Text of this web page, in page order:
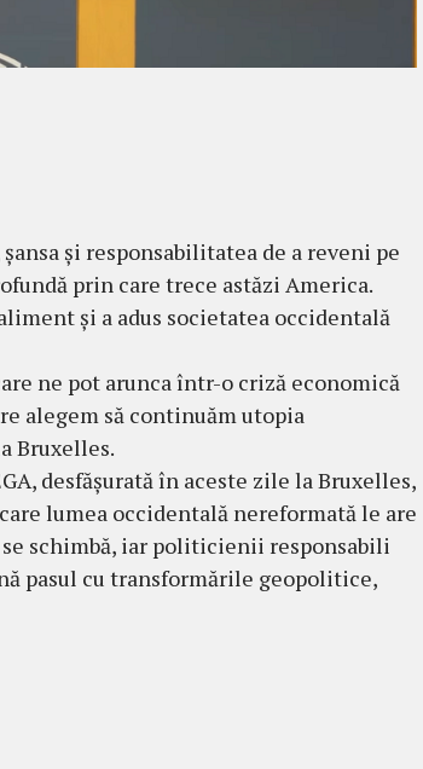
și responsabilitatea de a reveni pe
prin care trece astăzi America.
și a adus societatea occidentală
ne pot arunca într-o criză economică
alegem să continuăm utopia
Bruxelles.
desfășurată în aceste zile la Bruxelles,
lumea occidentală nereformată le are
schimbă, iar politicienii responsabili
pasul cu transformările geopolitice,